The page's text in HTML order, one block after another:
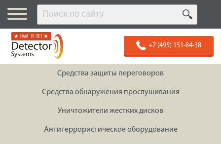
★ НАМ 19 ЛЕТ ★
+7 (495) 151-84-38
Средства защиты переговоров
Средства обнаружения прослушивания
Уничтожители жестких дисков
Антитеррористическое оборудование